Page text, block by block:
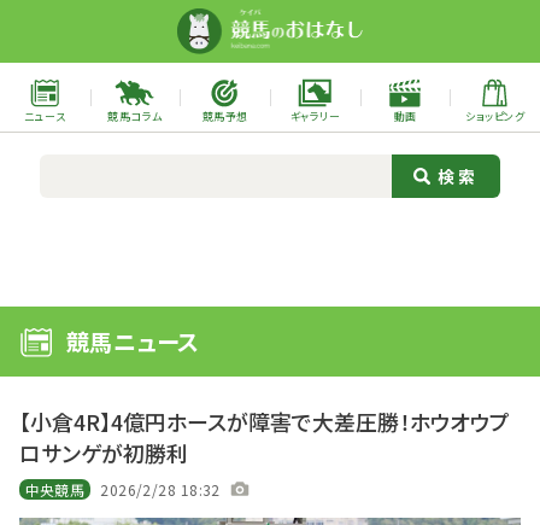
ニュース 競馬コラム 競馬予想 ギャラリー 動画 ショッピング
競馬ニュース
【小倉4R】4億円ホースが障害で大差圧勝！ホウオウプ
ロサンゲが初勝利
中央競馬 2026/2/28 18:32